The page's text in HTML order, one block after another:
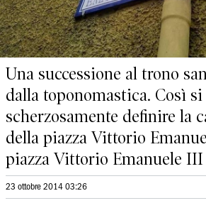
Una successione al trono
dalla toponomastica. Così
scherzosamente definire la
della piazza Vittorio
piazza Vittorio Emanuele III
23 ottobre 2014 03:26